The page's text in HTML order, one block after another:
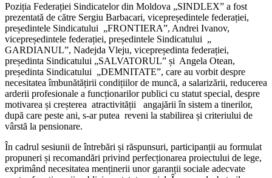
Poziția Federației Sindicatelor din Moldova „SINDLEX” a fost
prezentată de către Sergiu Barbacari, vicepreședintele federației,
președintele Sindicatului „FRONTIERA”, Andrei Ivanov,
vicepreședintele federației, președintele Sindicatului „
GARDIANUL”, Nadejda Vleju, vicepreședinta federației,
președinta Sindicatului „SALVATORUL” și Angela Otean,
președinta Sindicatului „DEMNITATE”, care au vorbit despre
necesitatea îmbunătățirii condițiilor de muncă, a salarizării, reducerea
arderii profesionale a funcționarilor publici cu statut special, despre
motivarea și creșterea atractivității angajării în sistem a tinerilor,
după care peste ani, s-ar putea reveni la stabilirea și criteriului de
vârstă la pensionare.
În cadrul sesiunii de întrebări și răspunsuri, participanții au formulat
propuneri și recomandări privind perfecționarea proiectului de lege,
exprimând necesitatea menținerii unor garanții sociale adecvate